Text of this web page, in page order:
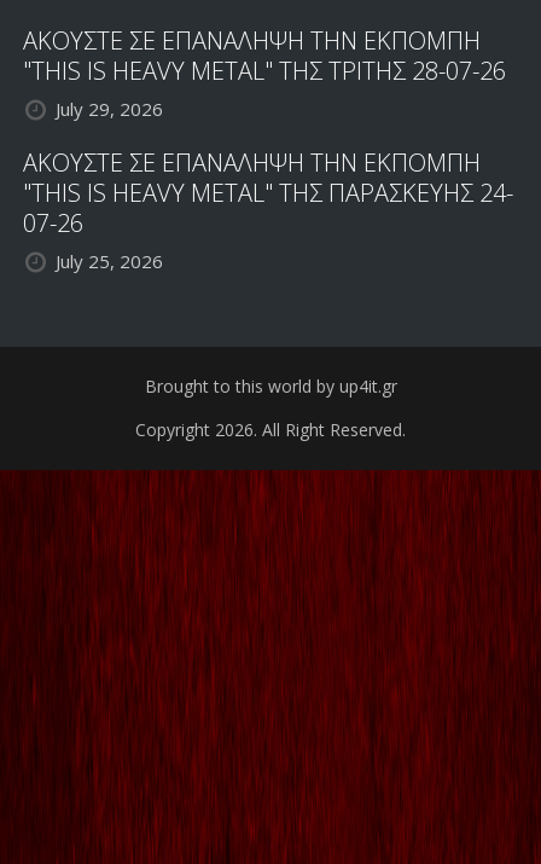
ΑΚΟΥΣΤΕ ΣΕ ΕΠΑΝΑΛΗΨΗ ΤΗΝ ΕΚΠΟΜΠΗ
"THIS IS HEAVY METAL" ΤΗΣ ΤΡΙΤΗΣ 28-07-26
July 29, 2026
ΑΚΟΥΣΤΕ ΣΕ ΕΠΑΝΑΛΗΨΗ ΤΗΝ ΕΚΠΟΜΠΗ
"THIS IS HEAVY METAL" ΤΗΣ ΠΑΡΑΣΚΕΥΗΣ 24-
07-26
July 25, 2026
Brought to this world by up4it.gr
Copyright 2026. All Right Reserved.